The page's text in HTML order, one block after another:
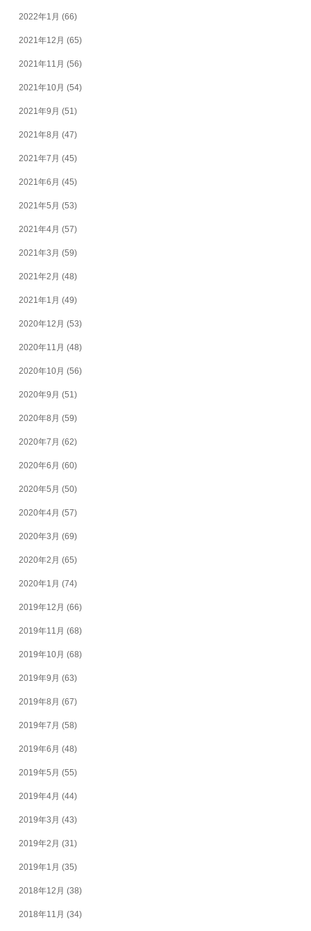
2022年1月 (66)
2021年12月 (65)
2021年11月 (56)
2021年10月 (54)
2021年9月 (51)
2021年8月 (47)
2021年7月 (45)
2021年6月 (45)
2021年5月 (53)
2021年4月 (57)
2021年3月 (59)
2021年2月 (48)
2021年1月 (49)
2020年12月 (53)
2020年11月 (48)
2020年10月 (56)
2020年9月 (51)
2020年8月 (59)
2020年7月 (62)
2020年6月 (60)
2020年5月 (50)
2020年4月 (57)
2020年3月 (69)
2020年2月 (65)
2020年1月 (74)
2019年12月 (66)
2019年11月 (68)
2019年10月 (68)
2019年9月 (63)
2019年8月 (67)
2019年7月 (58)
2019年6月 (48)
2019年5月 (55)
2019年4月 (44)
2019年3月 (43)
2019年2月 (31)
2019年1月 (35)
2018年12月 (38)
2018年11月 (34)